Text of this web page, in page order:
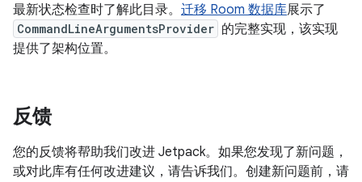
最新状态检查时了解此目录。 迁移 Room 数据库展示了
CommandLineArgumentsProvider 的完整实现，该实现
提供了架构位置。
反馈
您的反馈将帮助我们改进 Jetpack。如果您发现了新问题，
或对此库有任何改进建议，请告诉我们。创建新问题前，请